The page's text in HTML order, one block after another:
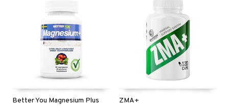
Better You Magnesium Plus ZMA+